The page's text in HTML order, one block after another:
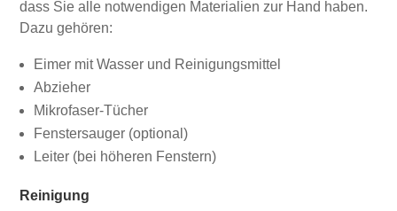
dass Sie alle notwendigen Materialien zur Hand haben.
Dazu gehören:
Eimer mit Wasser und Reinigungsmittel
Abzieher
Mikrofaser-Tücher
Fenstersauger (optional)
Leiter (bei höheren Fenstern)
Reinigung